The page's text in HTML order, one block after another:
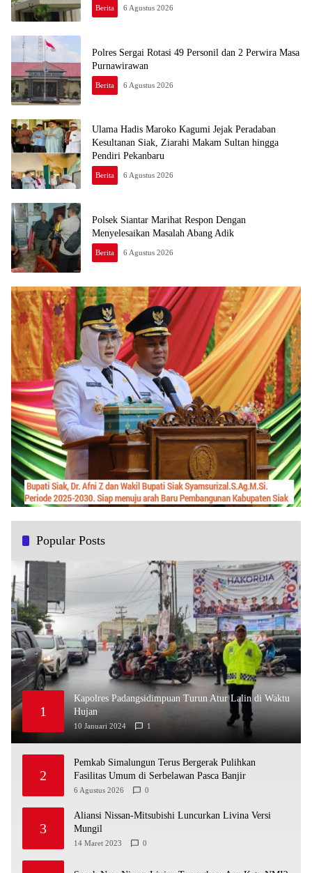
Berita 6 Agustus 2026
Polres Sergai Rotasi 49 Personil dan 2 Perwira Masa
Purnawirawan
Berita 6 Agustus 2026
Ulama Hadis Maroko Kagumi Jejak Peradaban
Kesultanan Siak, Ziarahi Makam Sultan hingga
Pendiri Pekanbaru
Berita 6 Agustus 2026
Polsek Siantar Marihat Respon Dengan
Menyelesaikan Masalah Abang Adik
Berita 6 Agustus 2026
Popular Posts
1
Kapolres Padangsidimpuan Turun Atur Lalin di Waktu
Hujan
10 Januari 2024 1
2
Pemkab Simalungun Terus Bergerak Pulihkan
Fasilitas Umum di Serbelawan Pasca Banjir
6 Agustus 2026 0
3
Aliansi Nissan-Mitsubishi Luncurkan Livina Versi
Mungil
14 Maret 2023 0